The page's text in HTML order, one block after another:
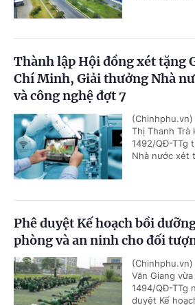
Thành lập Hội đồng xét tặng
Chí Minh, Giải thưởng Nhà
và công nghệ đợt 7
Thị Thanh Trà
1492/QĐ-TTg
Nhà nước xét
Phê duyệt Kế hoạch bồi
phòng và an ninh cho đối
Văn Giang
1494/QĐ-TTg
duyệt Kế